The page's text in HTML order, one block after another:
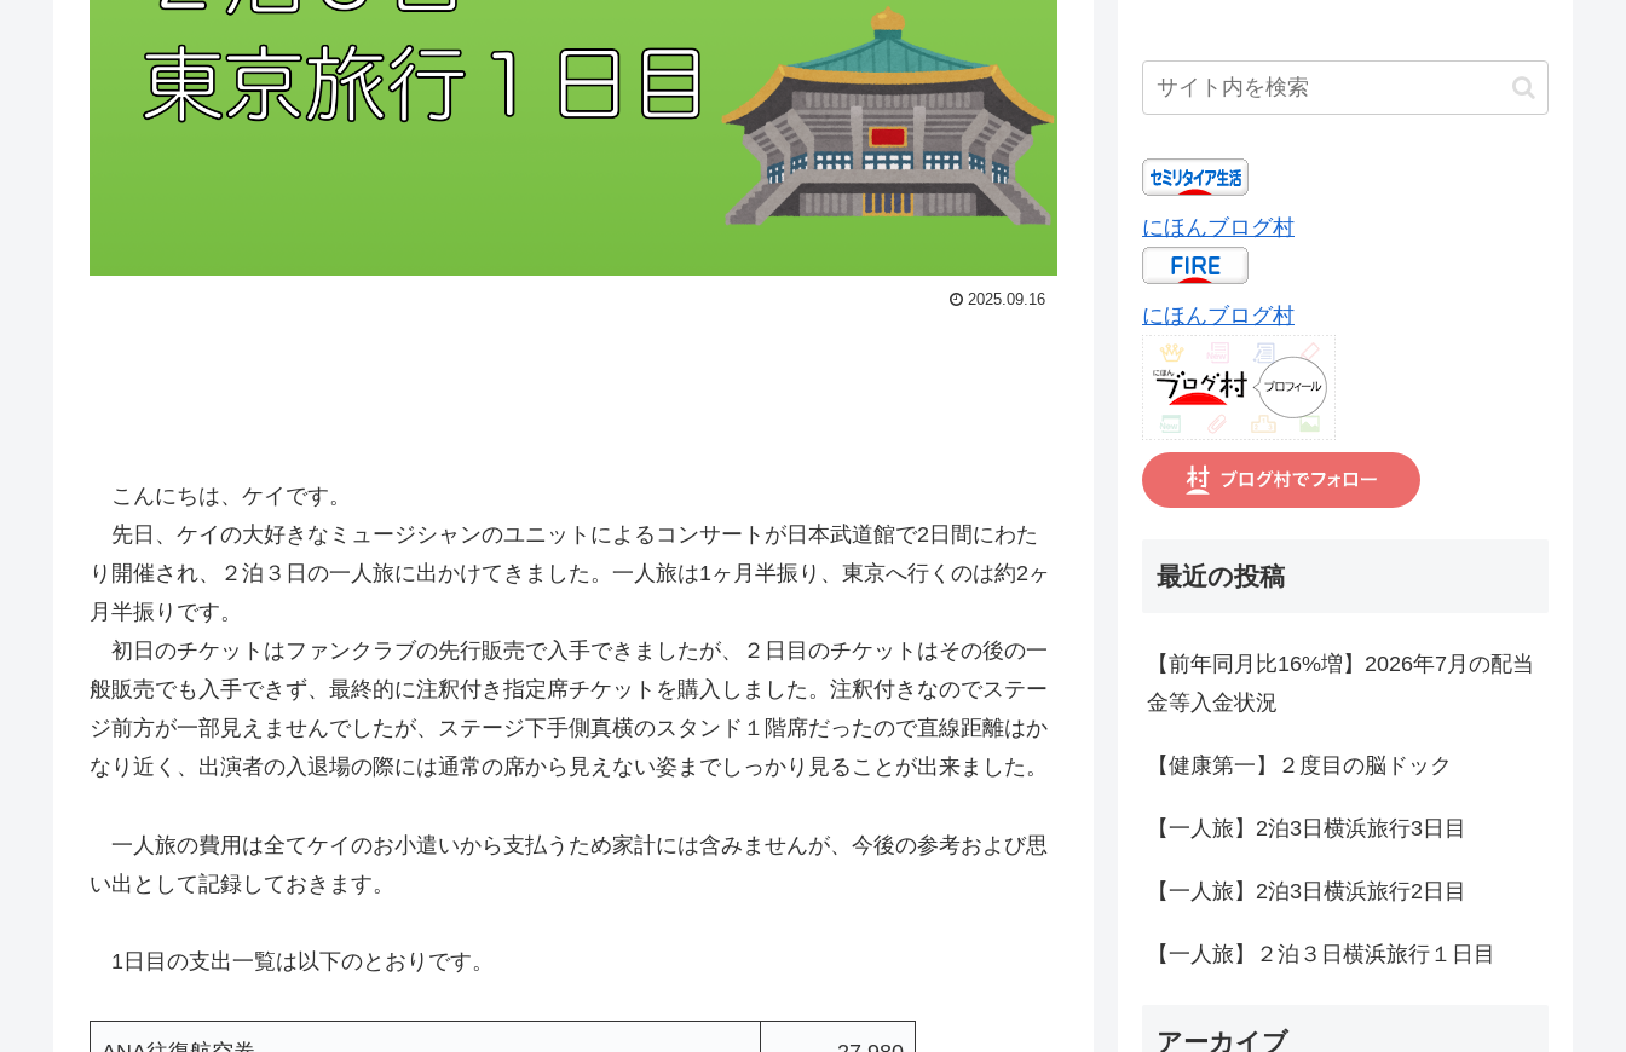
2025.09.16
こんにちは、ケイです。
先日、ケイの大好きなミュージシャンのユニットによるコンサートが日本武道館で2日間にわた
り開催され、２泊３日の一人旅に出かけてきました。一人旅は1ヶ月半振り、東京へ行くのは約2ヶ
月半振りです。
初日のチケットはファンクラブの先行販売で入手できましたが、２日目のチケットはその後の一
般販売でも入手できず、最終的に注釈付き指定席チケットを購入しました。注釈付きなのでステー
ジ前方が一部見えませんでしたが、ステージ下手側真横のスタンド１階席だったので直線距離はか
なり近く、出演者の入退場の際には通常の席から見えない姿までしっかり見ることが出来ました。
一人旅の費用は全てケイのお小遣いから支払うため家計には含みませんが、今後の参考および思
い出として記録しておきます。
1日目の支出一覧は以下のとおりです。
にほんブログ村
にほんブログ村
最近の投稿
【前年同月比16%増】2026年7月の配当
金等入金状況
【健康第一】２度目の脳ドック
【一人旅】2泊3日横浜旅行3日目
【一人旅】2泊3日横浜旅行2日目
【一人旅】２泊３日横浜旅行１日目
アーカイブ